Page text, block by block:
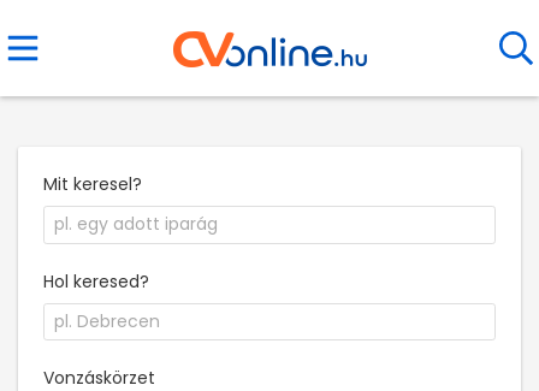
Mit keresel?
Hol keresed?
Vonzáskörzet